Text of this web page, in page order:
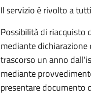
Il servizio è rivolto a
Possibilità di riacquisto
mediante
trascorso un anno
mediante
presentare documento